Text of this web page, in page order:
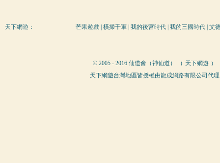
天下網遊 ： 芒果遊戲 橫掃千軍 我的後宮時代 我的三國時代 艾
© 2005 - 2016 仙道會（神仙道） （ 天下網遊 ）
天下網遊台灣地區皆授權由龍成網路有限公司代理